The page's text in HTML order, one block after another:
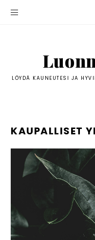
LÖYDÄ KAUNEUTESI JA
KAUPALLISET